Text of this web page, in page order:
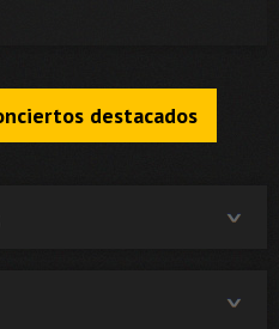
destacados